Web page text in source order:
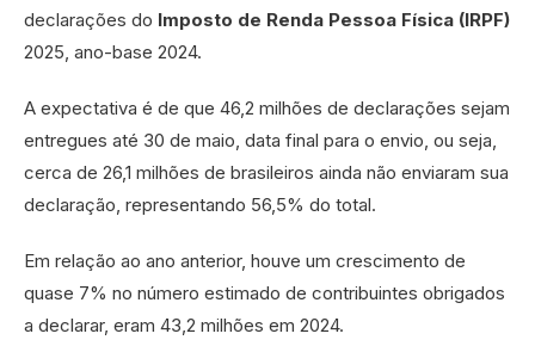
declarações do Imposto de Renda Pessoa Física (IRPF)
2025, ano-base 2024.
A expectativa é de que 46,2 milhões de declarações sejam
entregues até 30 de maio, data final para o envio, ou seja,
cerca de 26,1 milhões de brasileiros ainda não enviaram sua
declaração, representando 56,5% do total.
Em relação ao ano anterior, houve um crescimento de
quase 7% no número estimado de contribuintes obrigados
a declarar, eram 43,2 milhões em 2024.